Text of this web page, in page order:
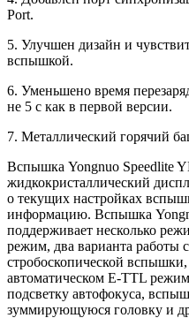
Port.
5. Улучшен дизайн и
вспышкой.
6. Уменьшено время
не 5 с как в первой версии.
7. Металлический горячий
Вспышка Yongnuo Speedlite
жидкокристаллический
о текущих настройках
информацию. Вспышка
поддерживает несколько
режим, два варианта работы
стробоскопической
автоматическом E-TTL
подсветку автофокуса,
зуммирующуюся головку и